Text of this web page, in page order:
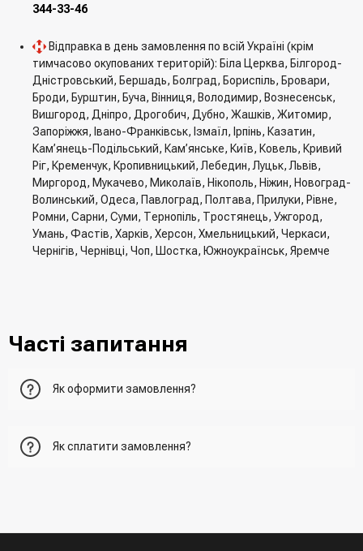
344-33-46
Відправка в день замовлення по всій Україні (крім
тимчасово окупованих територій): Біла Церква, Білгород-
Дністровський, Бершадь, Болград, Бориспіль, Бровари,
Броди, Бурштин, Буча, Вінниця, Володимир, Вознесенськ,
Вишгород, Дніпро, Дрогобич, Дубно, Жашків, Житомир,
Запоріжжя, Івано-Франківськ, Ізмаїл, Ірпінь, Казатин,
Кам’янець-Подільський, Кам’янське, Київ, Ковель, Кривий
Ріг, Кременчук, Кропивницький, Лебедин, Луцьк, Львів,
Миргород, Мукачево, Миколаїв, Нікополь, Ніжин, Новоград-
Волинський, Одеса, Павлоград, Полтава, Прилуки, Рівне,
Ромни, Сарни, Суми, Тернопіль, Тростянець, Ужгород,
Умань, Фастів, Харків, Херсон, Хмельницький, Черкаси,
Чернігів, Чернівці, Чоп, Шостка, Южноукраїнськ, Яремче
Часті запитання
Як оформити замовлення?
нього та вказати всю необхідну інформацію про
зателефонує менеджер для підтвердження та уточнення
Як сплатити замовлення?